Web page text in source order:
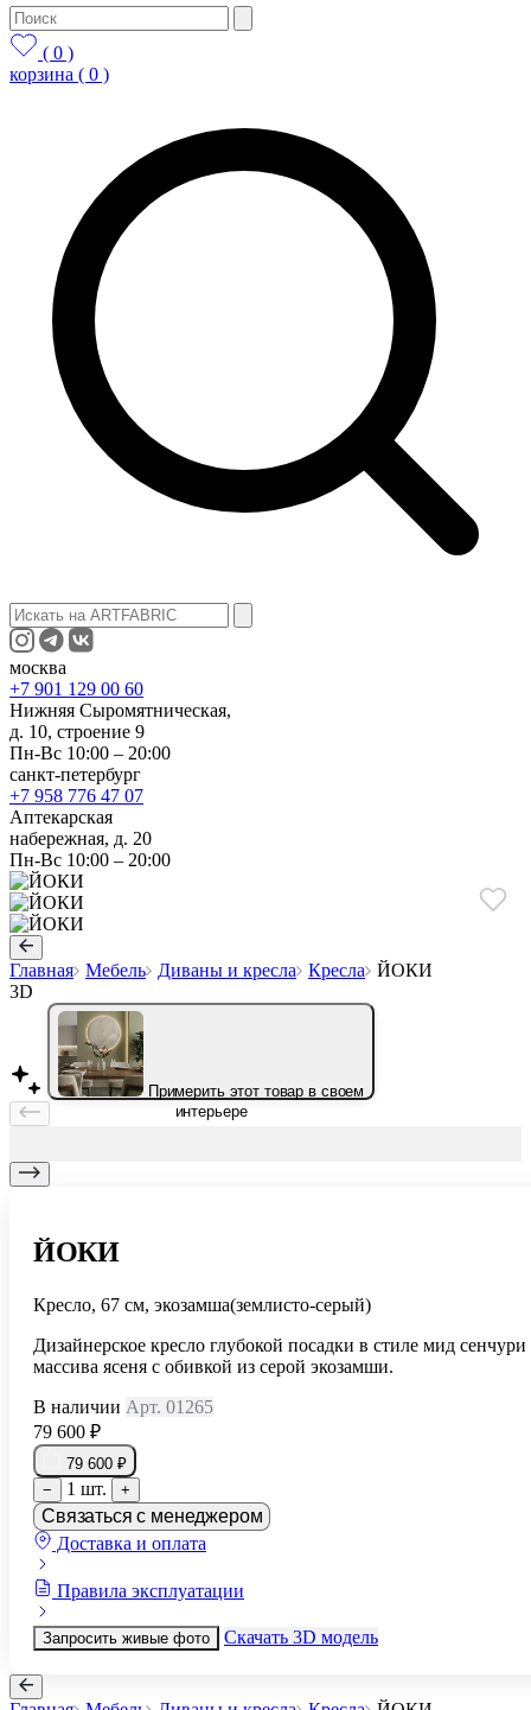
( 0 )
корзина ( 0 )
москва
+7 901 129 00 60
Нижняя Сыромятническая,
д. 10, строение 9
Пн-Вс 10:00 – 20:00
санкт-петербург
+7 958 776 47 07
Аптекарская
набережная, д. 20
Пн-Вс 10:00 – 20:00
Главная Мебель Диваны и кресла Кресла
ЙОКИ
3D
Примерить этот товар в своем
интерьере
ЙОКИ
Кресло, 67 см, экозамша(землисто-серый)
Дизайнерское кресло глубокой посадки в стиле мид сенчури
массива ясеня с обивкой из серой экозамши.
В наличии Арт. 01265
79 600 ₽
79 600 ₽
−
1 шт. +
Связаться с менеджером
Доставка и оплата
Правила эксплуатации
Запросить живые фото Скачать 3D модель